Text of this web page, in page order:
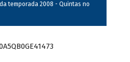
temporada 2008 - Quintas no